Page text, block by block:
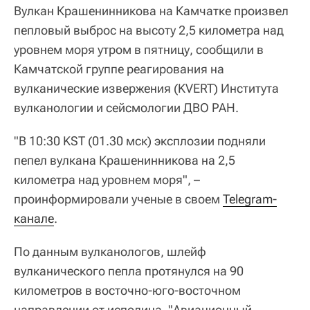
Вулкан Крашенинникова на Камчатке произвел
пепловый выброс на высоту 2,5 километра над
уровнем моря утром в пятницу, сообщили в
Камчатской группе реагирования на
вулканические извержения (KVERT) Института
вулканологии и сейсмологии ДВО РАН.
"В 10:30 KST (01.30 мск) эксплозии подняли
пепел вулкана Крашенинникова на 2,5
километра над уровнем моря", –
проинформировали ученые в своем Telegram-
канале.
По данным вулканологов, шлейф
вулканического пепла протянулся на 90
километров в восточно-юго-восточном